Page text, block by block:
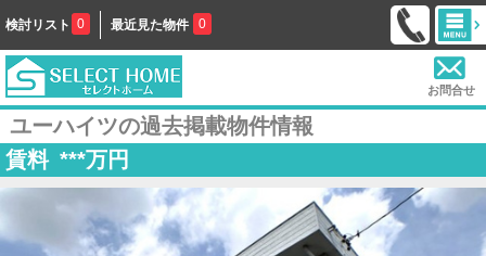
検討リスト 0 最近見た物件 0
お問合せ
ユーハイツの過去掲載物件情報
賃料 ***万円